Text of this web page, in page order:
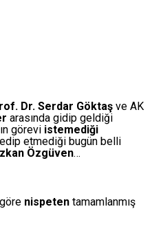
Dr. Serdar Göktaş ve AK
arasında gidip geldiği
görevi istemediği
edip etmediği bugün belli
Özgüven…
nispeten tamamlanmış